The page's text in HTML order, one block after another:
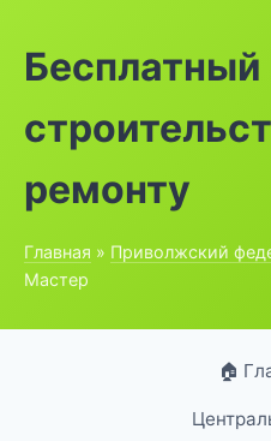
Бесплатный
ремонту
Главная » Приволжский
Мастер
🏠